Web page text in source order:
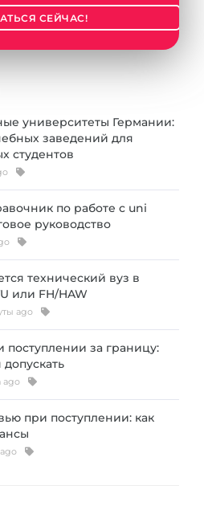
успешно поступают
СЕЙЧАС!
университеты Германии:
заведений для
студентов
по работе с uni
руководство
технический вуз в
или FH/HAW
ago
за границу:
ago
при поступлении: как